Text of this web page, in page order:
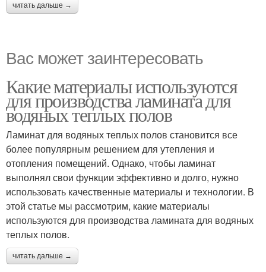
читать дальше →
Вас может заинтересовать
Какие материалы используются
для производства ламината для
водяных теплых полов
Ламинат для водяных теплых полов становится все
более популярным решением для утепления и
отопления помещений. Однако, чтобы ламинат
выполнял свои функции эффективно и долго, нужно
использовать качественные материалы и технологии. В
этой статье мы рассмотрим, какие материалы
используются для производства ламината для водяных
теплых полов.
читать дальше →